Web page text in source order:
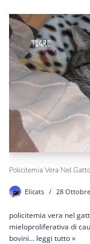
Policitemia Vera Nel
Elicats 28
policitemia vera nel
mieloproliferativa di
bovini… leggi tutto »